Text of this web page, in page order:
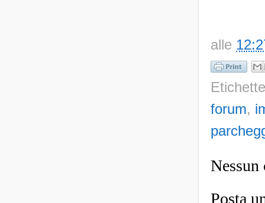
alle
forum,
Nessun
Posta